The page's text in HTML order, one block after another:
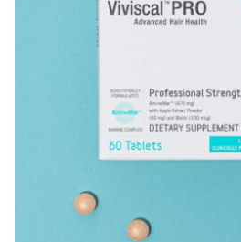
Thành phần dưỡng chất nổi bật
Viên uống Viviscal Pro
AminoMar™ – Phức hợp Protein
axit amin, khoáng chất và các